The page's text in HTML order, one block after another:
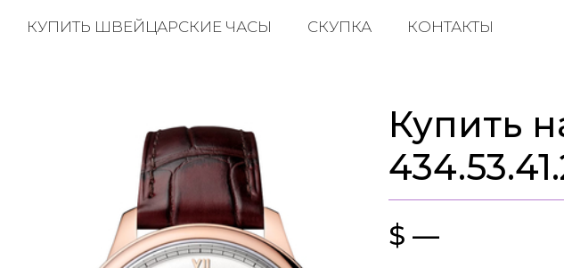
КУПИТЬ ШВЕЙЦАРСКИЕ ЧАСЫ СКУПКА КОНТАКТЫ
Купить
$ —